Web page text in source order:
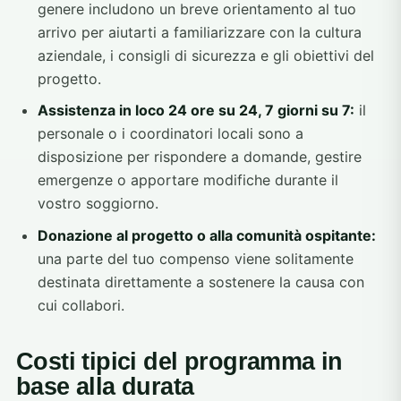
genere includono un breve orientamento al tuo
arrivo per aiutarti a familiarizzare con la cultura
aziendale, i consigli di sicurezza e gli obiettivi del
progetto.
Assistenza in loco 24 ore su 24, 7 giorni su 7: il
personale o i coordinatori locali sono a
disposizione per rispondere a domande, gestire
emergenze o apportare modifiche durante il
vostro soggiorno.
Donazione al progetto o alla comunità ospitante:
una parte del tuo compenso viene solitamente
destinata direttamente a sostenere la causa con
cui collabori.
Costi tipici del programma in
base alla durata